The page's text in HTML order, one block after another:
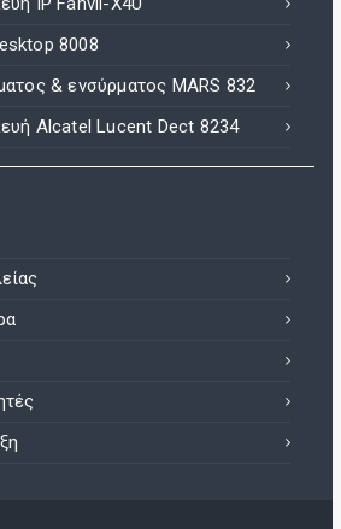
8008
& ενσύρματος MARS 832
Alcatel Lucent Dect 8234